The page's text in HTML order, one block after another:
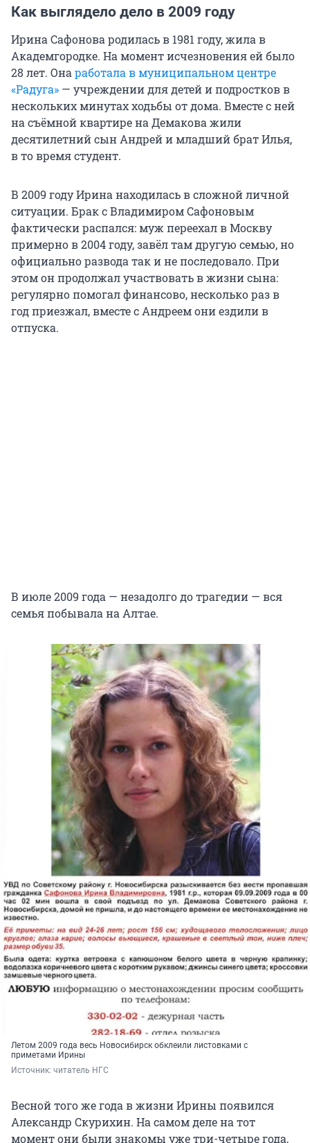
Как выглядело дело в 2009 году
Ирина Сафонова родилась в 1981 году, жила в
Академгородке. На момент исчезновения ей было
28 лет. Она работала в муниципальном центре
«Радуга» — учреждении для детей и подростков в
нескольких минутах ходьбы от дома. Вместе с ней
на съёмной квартире на Демакова жили
десятилетний сын Андрей и младший брат Илья,
в то время студент.
В 2009 году Ирина находилась в сложной личной
ситуации. Брак с Владимиром Сафоновым
фактически распался: муж переехал в Москву
примерно в 2004 году, завёл там другую семью, но
официально развода так и не последовало. При
этом он продолжал участвовать в жизни сына:
регулярно помогал финансово, несколько раз в
год приезжал, вместе с Андреем они ездили в
отпуска.
В июле 2009 года — незадолго до трагедии — вся
семья побывала на Алтае.
Летом 2009 года весь Новосибирск обклеили листовками с
приметами Ирины
Источник: читатель НГС
Весной того же года в жизни Ирины появился
Александр Скурихин. На самом деле на тот
момент они были знакомы уже три-четыре года,